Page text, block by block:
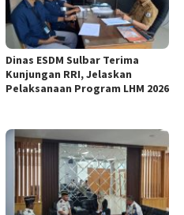
Dinas ESDM Sulbar Terima
Kunjungan RRI, Jelaskan
Pelaksanaan Program LHM 2026